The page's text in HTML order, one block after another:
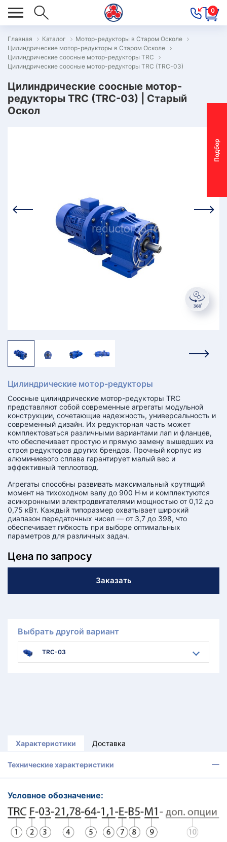
0
П
о
д
б
о
р
м
о
т
о
р
-
р
е
д
у
к
т
о
р
Главная Каталог
Мотор-редукторы в Старом Осколе
Цилиндрические мотор-редукторы в Старом Осколе
Цилиндрические соосные мотор-редукторы TRC
Цилиндрические соосные мотор-редукторы TRC (TRC-03)
Цилиндрические соосные мотор-
редукторы TRC (TRC-03) | Старый
Оскол
Цилиндрические мотор-редукторы
Соосные цилиндрические мотор-редукторы TRC
представляют собой современные агрегаты модульной
конструкции, сочетающие надежность, универсальность и
современный дизайн. Их редукторная часть может
комплектоваться различными вариантами лап и фланцев,
что обеспечивает простую и прямую замену вышедших из
строя редукторов других брендов. Прочный корпус из
алюминиевого сплава гарантирует малый вес и
эффективный теплоотвод.
Агрегаты способны развивать максимальный крутящий
момент на тихоходном валу до 900 Н·м и комплектуются
асинхронными электродвигателями мощностью от 0,12 до
0,75 кВт. Каждый типоразмер охватывает широкий
диапазон передаточных чисел — от 3,7 до 398, что
обеспечивает гибкость при выборе оптимальных
параметров для различных задач.
Цена по запросу
Заказать
Выбрать другой вариант
TRC-03
Характеристики Доставка
Технические характеристики
Условное обозначение: